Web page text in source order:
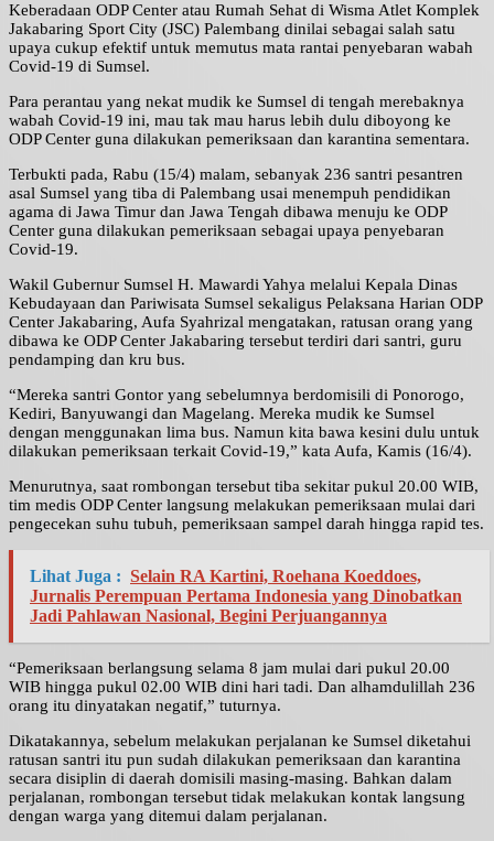
Keberadaan ODP Center atau Rumah Sehat di Wisma Atlet Komplek
Jakabaring Sport City (JSC) Palembang dinilai sebagai salah satu
upaya cukup efektif untuk memutus mata rantai penyebaran wabah
Covid-19 di Sumsel.
Para perantau yang nekat mudik ke Sumsel di tengah merebaknya
wabah Covid-19 ini, mau tak mau harus lebih dulu diboyong ke
ODP Center guna dilakukan pemeriksaan dan karantina sementara.
Terbukti pada, Rabu (15/4) malam, sebanyak 236 santri pesantren
asal Sumsel yang tiba di Palembang usai menempuh pendidikan
agama di Jawa Timur dan Jawa Tengah dibawa menuju ke ODP
Center guna dilakukan pemeriksaan sebagai upaya penyebaran
Covid-19.
Wakil Gubernur Sumsel H. Mawardi Yahya melalui Kepala Dinas
Kebudayaan dan Pariwisata Sumsel sekaligus Pelaksana Harian ODP
Center Jakabaring, Aufa Syahrizal mengatakan, ratusan orang yang
dibawa ke ODP Center Jakabaring tersebut terdiri dari santri, guru
pendamping dan kru bus.
“Mereka santri Gontor yang sebelumnya berdomisili di Ponorogo,
Kediri, Banyuwangi dan Magelang. Mereka mudik ke Sumsel
dengan menggunakan lima bus. Namun kita bawa kesini dulu untuk
dilakukan pemeriksaan terkait Covid-19,” kata Aufa, Kamis (16/4).
Menurutnya, saat rombongan tersebut tiba sekitar pukul 20.00 WIB,
tim medis ODP Center langsung melakukan pemeriksaan mulai dari
pengecekan suhu tubuh, pemeriksaan sampel darah hingga rapid tes.
Lihat Juga : Selain RA Kartini, Roehana Koeddoes,
Jurnalis Perempuan Pertama Indonesia yang Dinobatkan
Jadi Pahlawan Nasional, Begini Perjuangannya
“Pemeriksaan berlangsung selama 8 jam mulai dari pukul 20.00
WIB hingga pukul 02.00 WIB dini hari tadi. Dan alhamdulillah 236
orang itu dinyatakan negatif,” tuturnya.
Dikatakannya, sebelum melakukan perjalanan ke Sumsel diketahui
ratusan santri itu pun sudah dilakukan pemeriksaan dan karantina
secara disiplin di daerah domisili masing-masing. Bahkan dalam
perjalanan, rombongan tersebut tidak melakukan kontak langsung
dengan warga yang ditemui dalam perjalanan.